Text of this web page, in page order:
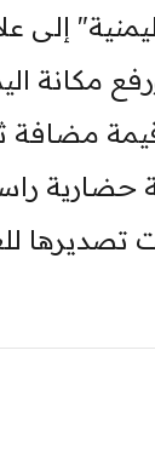
ورفع
مضافة
حضارية
تصديرها